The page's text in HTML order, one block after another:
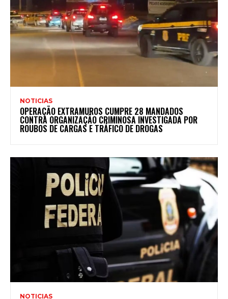
NOTICIAS
OPERAÇÃO EXTRAMUROS CUMPRE 28 MANDADOS
CONTRA ORGANIZAÇÃO CRIMINOSA INVESTIGADA POR
ROUBOS DE CARGAS E TRÁFICO DE DROGAS
NOTICIAS